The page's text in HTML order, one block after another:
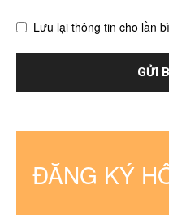
Lưu lại thông tin cho lần
ĐĂNG KÝ